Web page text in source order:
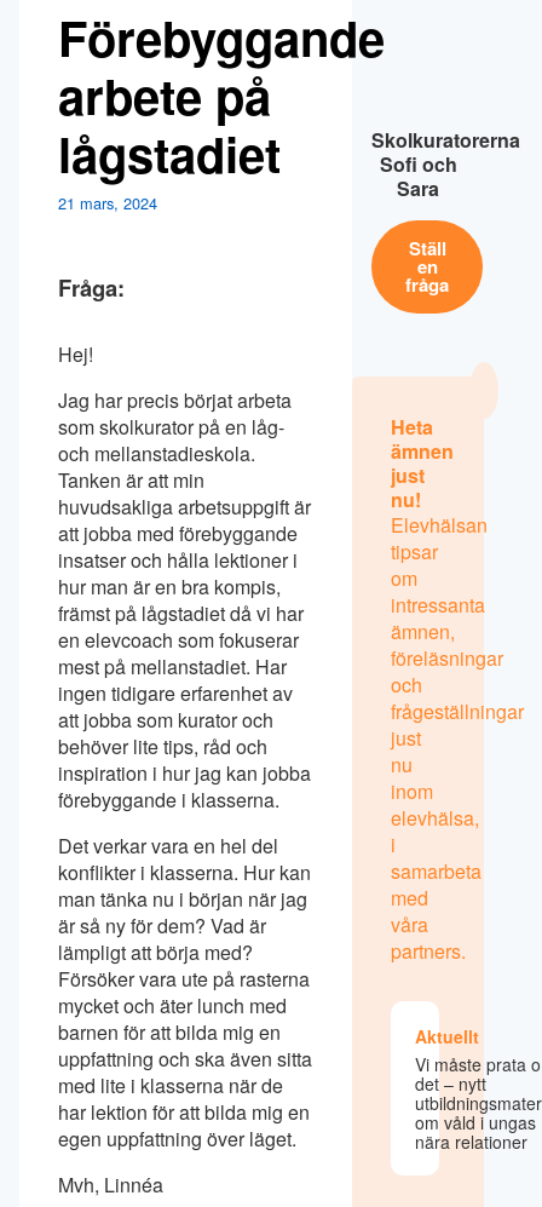
Förebyggande
arbete på
lågstadiet
21 mars, 2024
Fråga:
Hej!
Jag har precis börjat arbeta
som skolkurator på en låg-
och mellanstadieskola.
Tanken är att min
huvudsakliga arbetsuppgift är
att jobba med förebyggande
insatser och hålla lektioner i
hur man är en bra kompis,
främst på lågstadiet då vi har
en elevcoach som fokuserar
mest på mellanstadiet. Har
ingen tidigare erfarenhet av
att jobba som kurator och
behöver lite tips, råd och
inspiration i hur jag kan jobba
förebyggande i klasserna.
Det verkar vara en hel del
konflikter i klasserna. Hur kan
man tänka nu i början när jag
är så ny för dem? Vad är
lämpligt att börja med?
Försöker vara ute på rasterna
mycket och äter lunch med
barnen för att bilda mig en
uppfattning och ska även sitta
med lite i klasserna när de
har lektion för att bilda mig en
egen uppfattning över läget.
Mvh, Linnéa
Skolkuratorerna
Sofi och
Sara
Ställ
en
fråga
Heta
ämnen
just
nu!
Elevhälsan
tipsar
om
intressanta
ämnen,
föreläsningar
och
frågeställningar
just
nu
inom
elevhälsa,
i
samarbeta
med
våra
partners.
Aktuellt
Vi måste prata
det – nytt
om våld i ungas
nära relationer